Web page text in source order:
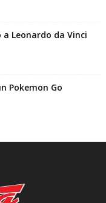
Leonardo da Vinci
Pokemon Go